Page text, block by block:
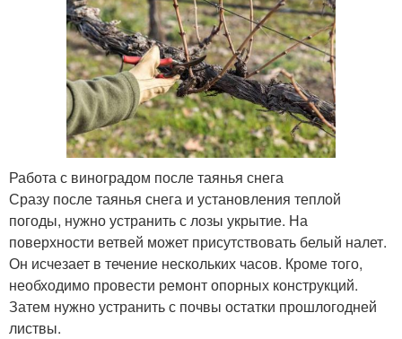
Работа с виноградом после таянья снега
Сразу после таянья снега и установления теплой
погоды, нужно устранить с лозы укрытие. На
поверхности ветвей может присутствовать белый налет.
Он исчезает в течение нескольких часов. Кроме того,
необходимо провести ремонт опорных конструкций.
Затем нужно устранить с почвы остатки прошлогодней
листвы.